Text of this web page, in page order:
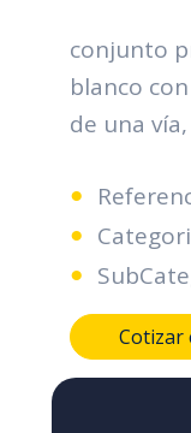
conjunto
blanco
de una
Cotizar